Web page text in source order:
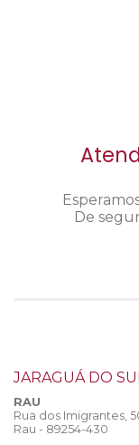
De
JARAGUÁ DO SUL
RAU
Rua dos Imigrantes,
Rau - 89254-430